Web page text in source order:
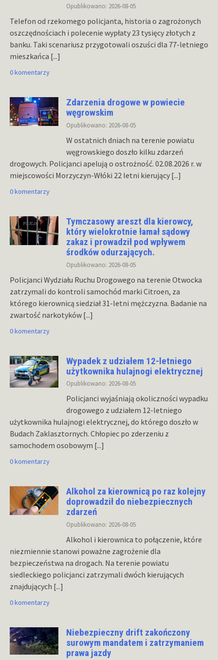
Opublikowano: 2026-08-05
Telefon od rzekomego policjanta, historia o zagrożonych
oszczędnościach i polecenie wypłaty 23 tysięcy złotych z
banku. Taki scenariusz przygotowali oszuści dla 77-letniego
mieszkańca [...]
0 komentarzy
Zdarzenia drogowe w powiecie
węgrowskim
Opublikowano: 2026-08-05
W ostatnich dniach na terenie powiatu
węgrowskiego doszło kilku zdarzeń
drogowych. Policjanci apelują o ostrożność. 02.08.2026 r. w
miejscowości Morzyczyn-Włóki 22 letni kierujący [...]
0 komentarzy
Tymczasowy areszt dla kierowcy,
który wielokrotnie łamał sądowy
zakaz i prowadził pod wpływem
środków odurzających.
Opublikowano: 2026-08-05
Policjanci Wydziału Ruchu Drogowego na terenie Otwocka
zatrzymali do kontroli samochód marki Citroen, za
którego kierownicą siedział 31-letni mężczyzna. Badanie na
zwartość narkotyków [...]
0 komentarzy
Wypadek z udziałem 12-letniego
użytkownika hulajnogi elektrycznej
Opublikowano: 2026-08-05
Policjanci wyjaśniają okoliczności wypadku
drogowego z udziałem 12-letniego
użytkownika hulajnogi elektrycznej, do którego doszło w
Budach Zaklasztornych. Chłopiec po zderzeniu z
samochodem osobowym [...]
0 komentarzy
Alkohol za kierownicą po raz kolejny
doprowadził do niebezpiecznych
zdarzeń
Opublikowano: 2026-08-05
Alkohol i kierownica to połączenie, które
niezmiennie stanowi poważne zagrożenie dla
bezpieczeństwa na drogach. Na terenie powiatu
siedleckiego policjanci zatrzymali dwóch kierujących
znajdujących [...]
0 komentarzy
Niebezpieczny drift zakończony
surowym mandatem i zatrzymaniem
prawa jazdy